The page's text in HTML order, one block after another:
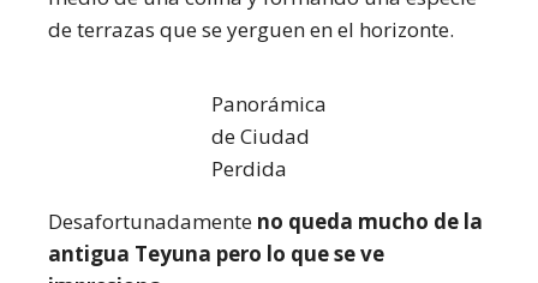
de terrazas que se yerguen en el horizonte.
Panorámica
de Ciudad
Perdida
Desafortunadamente no queda mucho de la
antigua Teyuna pero lo que se ve